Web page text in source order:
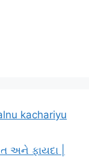
kachariyu
અને ફાયદા |